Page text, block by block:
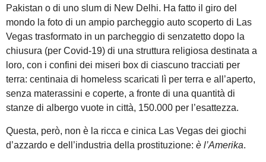
Pakistan o di uno slum di New Delhi. Ha fatto il giro del
mondo la foto di un ampio parcheggio auto scoperto di Las
Vegas trasformato in un parcheggio di senzatetto dopo la
chiusura (per Covid-19) di una struttura religiosa destinata a
loro, con i confini dei miseri box di ciascuno tracciati per
terra: centinaia di homeless scaricati lì per terra e all’aperto,
senza materassini e coperte, a fronte di una quantità di
stanze di albergo vuote in città, 150.000 per l’esattezza.
Questa, però, non è la ricca e cinica Las Vegas dei giochi
d’azzardo e dell’industria della prostituzione: è l’Amerika.